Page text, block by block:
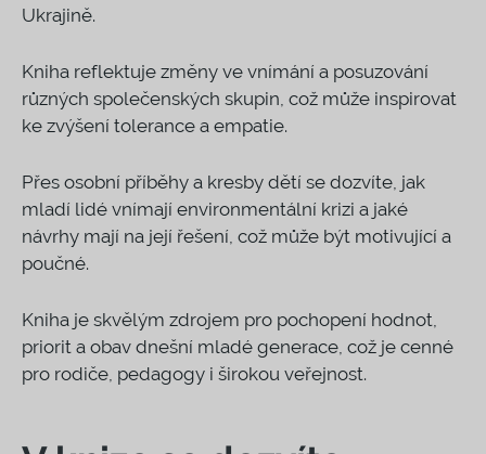
Ukrajině.
Kniha reflektuje změny ve vnímání a posuzování
různých společenských skupin, což může inspirovat
ke zvýšení tolerance a empatie.
Přes osobní příběhy a kresby dětí se dozvíte, jak
mladí lidé vnímají environmentální krizi a jaké
návrhy mají na její řešení, což může být motivující a
poučné.
Kniha je skvělým zdrojem pro pochopení hodnot,
priorit a obav dnešní mladé generace, což je cenné
pro rodiče, pedagogy i širokou veřejnost.